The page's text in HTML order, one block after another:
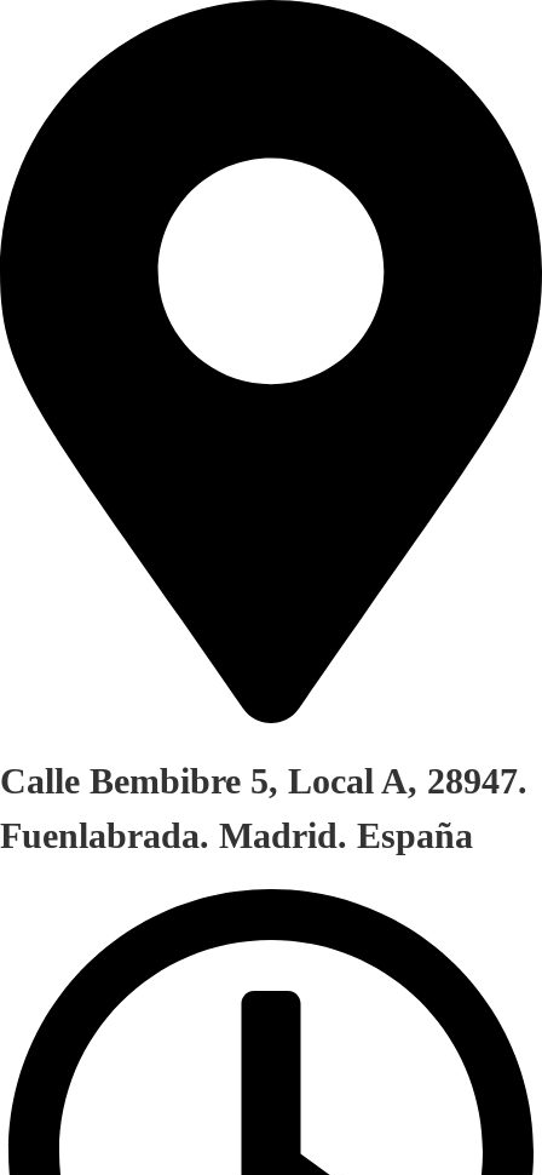
Calle Bembibre 5, Local A, 28947.
Fuenlabrada. Madrid. España